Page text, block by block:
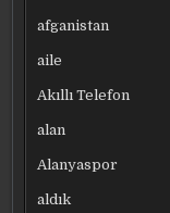
afganistan
aile
Akıllı Telefon
alan
Alanyaspor
aldık